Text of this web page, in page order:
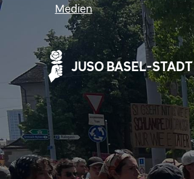
JUSO BASEL-STADT
Medien